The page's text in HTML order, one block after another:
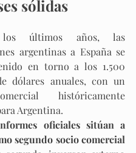
sólidas
los últimos años, las
argentinas a España se
en torno a los 1.500
dólares anuales, con un
históricamente
Argentina.
oficiales sitúan a
segundo socio comercial